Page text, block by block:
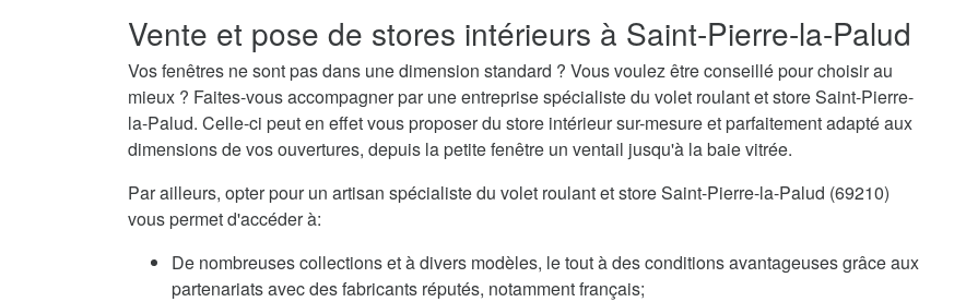
Vente et pose de stores intérieurs à Saint-Pierre-la-Palud
Vos fenêtres ne sont pas dans une dimension standard ? Vous voulez être conseillé pour choisir au
mieux ? Faites-vous accompagner par une entreprise spécialiste du volet roulant et store Saint-Pierre-
la-Palud. Celle-ci peut en effet vous proposer du store intérieur sur-mesure et parfaitement adapté aux
dimensions de vos ouvertures, depuis la petite fenêtre un ventail jusqu'à la baie vitrée.
Par ailleurs, opter pour un artisan spécialiste du volet roulant et store Saint-Pierre-la-Palud (69210)
vous permet d'accéder à:
De nombreuses collections et à divers modèles, le tout à des conditions avantageuses grâce aux
partenariats avec des fabricants réputés, notamment français;